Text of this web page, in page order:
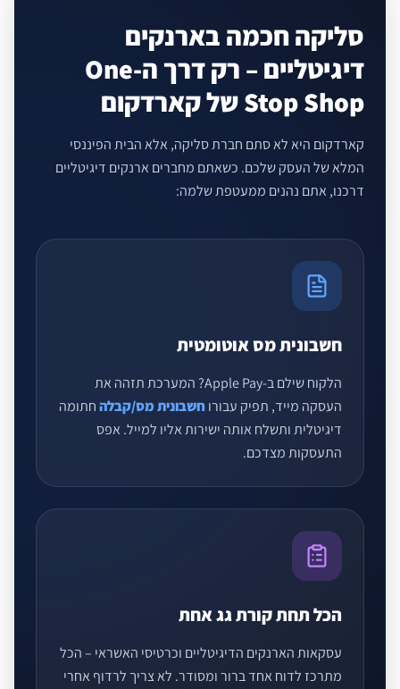
סליקה חכמה בארנקים
דיגיטליים –
רק דרך ה-One
Stop Shop של קארדקום
קארדקום היא לא סתם חברת סליקה, אלא הבית הפיננסי
המלא של העסק שלכם. כשאתם מחברים ארנקים דיגיטליים
דרכנו, אתם נהנים ממעטפת שלמה:
חשבונית מס אוטומטית
הלקוח שילם ב-Apple Pay? המערכת תזהה את
העסקה מייד, תפיק עבורוחשבונית מס/קבלהחתומה
דיגיטלית ותשלח אותה ישירות אליו למייל. אפס
התעסקות מצדכם.
הכל תחת קורת גג אחת
עסקאות הארנקים הדיגיטליים וכרטיסי האשראי – הכל
מתרכז לדוח אחד ברור ומסודר. לא צריך לרדוף אחרי